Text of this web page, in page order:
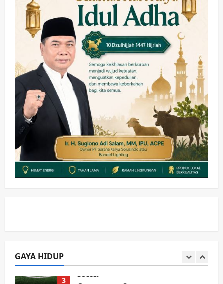
GAYA HIDUP
wartanusa 4 Agustus 2026
5
Keagamaan Pemerintahan
Pemkab Sidoarjo & Muhammadiyah
Sinergi Permudah Perizinan, Wakaf,
hingga Hibah
wartanusa 4 Agustus 2026
1
Kesehatan Pemerintahan
Ubah Lahan Tidur Jadi Cuan: Wabup
Sidoarjo Apresiasi Inovasi Teh Daun
Kumis Kucing Produk Anggota TNI AL
wartanusa 8 Agustus 2026
Kesehatan Pembangunan
Pemerintahan
PANAS! Kalah Tender Proyek RSUD
Sibar Rp 9,9 M, Beranikah CV Tiga
Anugerah Utama Pertaruhkan
3
wartanusa 5 Agustus 2026
Ekonomi